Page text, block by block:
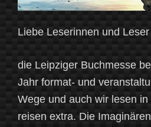
Liebe Leserinnen und
die Leipziger Buchmesse
Jahr format- und
Wege und auch wir lesen in
reisen extra. Die